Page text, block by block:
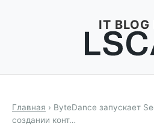
IT BLOG
Главная › ByteDance запускает
создании конт…